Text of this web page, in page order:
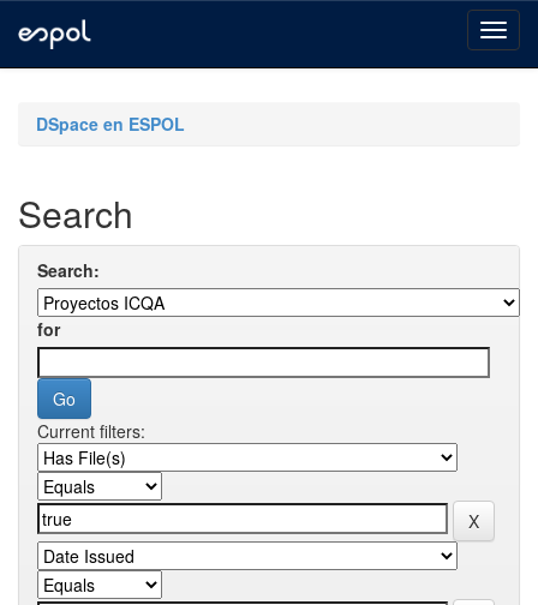
navigationDSpace en ESPOL
Search
Search:
for
Current filters: